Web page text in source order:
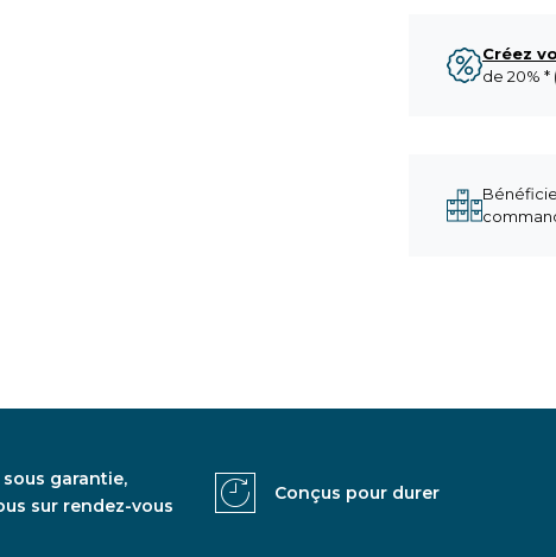
Créez
de 20%
garantie,
sur rendez-vous
Conçus pour durer